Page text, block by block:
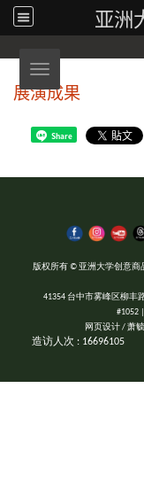
亚洲
Toggle navigation
展演成果
Share
版权所有 © 亚洲大学创意商
41354 台中市雾峰区柳丰
#1052
网页设计 / 萧
造访人次 : 16696105